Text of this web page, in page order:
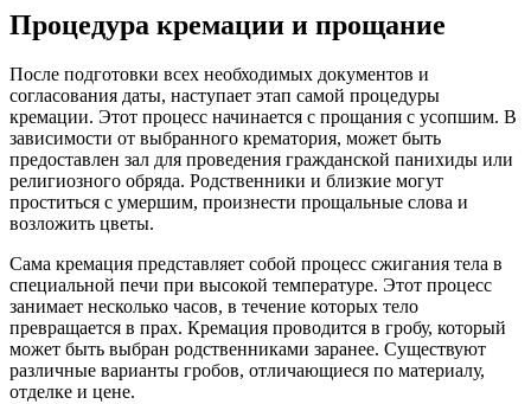
Процедура кремации и прощание
После подготовки всех необходимых документов и
согласования даты, наступает этап самой процедуры
кремации. Этот процесс начинается с прощания с усопшим. В
зависимости от выбранного крематория, может быть
предоставлен зал для проведения гражданской панихиды или
религиозного обряда. Родственники и близкие могут
проститься с умершим, произнести прощальные слова и
возложить цветы.
Сама кремация представляет собой процесс сжигания тела в
специальной печи при высокой температуре. Этот процесс
занимает несколько часов, в течение которых тело
превращается в прах. Кремация проводится в гробу, который
может быть выбран родственниками заранее. Существуют
различные варианты гробов, отличающиеся по материалу,
отделке и цене.